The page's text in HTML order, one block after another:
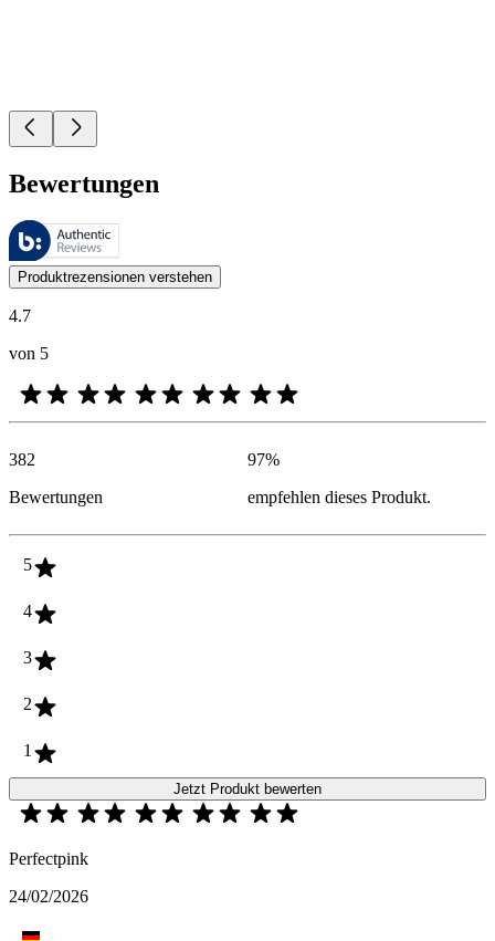
Bewertungen
Diese Bewertungen werden von Bazaarvoice verwaltet und
Kundenmeinungen in Form von Produkt- und Sternebewertungen
Produktrezensionen verstehen
4.7
von 5
382
Bewertungen
97%
empfehlen dieses Produkt.
5
4
3
2
1
Jetzt Produkt bewerten
Perfectpink
24/02/2026